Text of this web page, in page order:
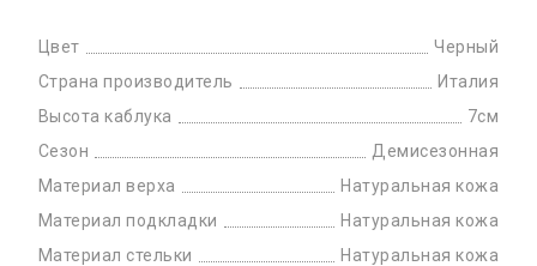
Цвет
Черный
Страна производитель
Италия
Высота каблука
7см
Сезон
Демисезонная
Материал верха
Натуральная кожа
Материал подкладки
Натуральная кожа
Материал стельки
Натуральная кожа